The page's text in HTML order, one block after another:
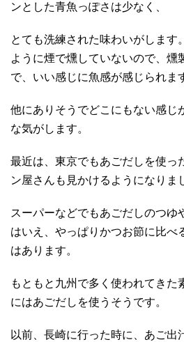
ンとした青魚っぽさは少なく、
とても洗練された味わいがします
ように煙で燻していないので、燻
で、いい感じに魚感が感じられま
他にありそうでどこにもない感じ
な気がします。
最近は、東京でもあごだしを使っ
ン屋さんも見かけるようになりま
スーパーなどでもあごだしのつゆ
はいえ、やっぱりかつお節に比べ
はあります。
もともと九州で多く使われてきた
にはあごだしを使うそうです。
以前、長崎に行った時に、あご出